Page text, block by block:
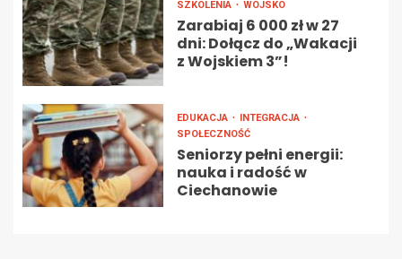
SZKOLENIA WOJSKO
Zarabiaj 6 000 zł w 27
dni: Dołącz do „Wakacji
z Wojskiem 3”!
EDUKACJA
INTEGRACJA
SPOŁECZNOŚĆ
Seniorzy pełni energii:
nauka i radość w
Ciechanowie